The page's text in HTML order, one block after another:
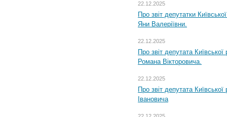
22.12.2025
Про звіт депутатки
Яни Валеріївни.
22.12.2025
Про звіт депутата
Романа Вікторовича.
22.12.2025
Про звіт депутата
Івановича